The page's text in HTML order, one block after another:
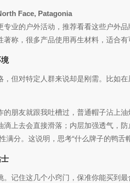
Face, Patagonia
专业的户外活动，推荐看看这些户外品
著称，很多产品使用再生材料，适合
，但对特定人群来说却是刚需。比如
的朋友就跟我吐槽过，普通帽子沾上
滴上去会直接滑落；内层加强透气，
满分。这说明，思考“什么牌子的鸭
。记住这几个小窍门，保准你能买到最